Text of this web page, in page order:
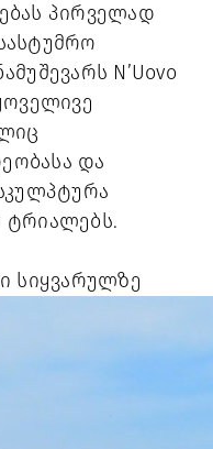
პირველად
N’Uovo
და
ტრიალებს.
სიყვარულზე